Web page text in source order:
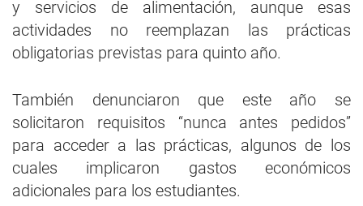
y servicios de alimentación, aunque esas
actividades no reemplazan las prácticas
obligatorias previstas para quinto año.
También denunciaron que este año se
solicitaron requisitos “nunca antes pedidos”
para acceder a las prácticas, algunos de los
cuales implicaron gastos económicos
adicionales para los estudiantes.